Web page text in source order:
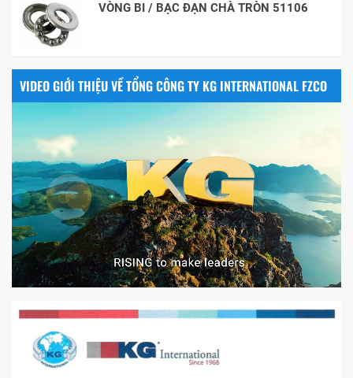
VÒNG BI / BẠC ĐẠN CHÀ TRÒN 51106
VIDEO GIỚI THIỆU VỀ TỔNG CÔNG TY KG INTERNATIONAL FZCO